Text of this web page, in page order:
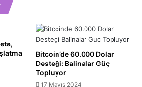
Bitcoin’de 60.000 Dolar
Desteği: Balinalar Güç
Topluyor
17 Mayıs 2024